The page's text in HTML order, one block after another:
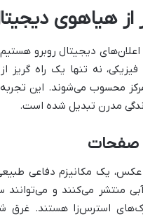
از هیاهوی
اعلان‌های دیجیتال روبرو
نه تنها یک راه گریز از
محسوب می‌شوند. این
مدرن تبدیل شده است.
صفحات
یک مکانیزم دفاعی
منتشر می‌کنند و
استرس‌زا هستند. غرق